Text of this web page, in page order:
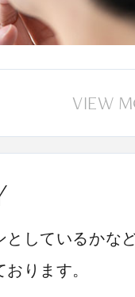
VIEW
としているかな
ります。